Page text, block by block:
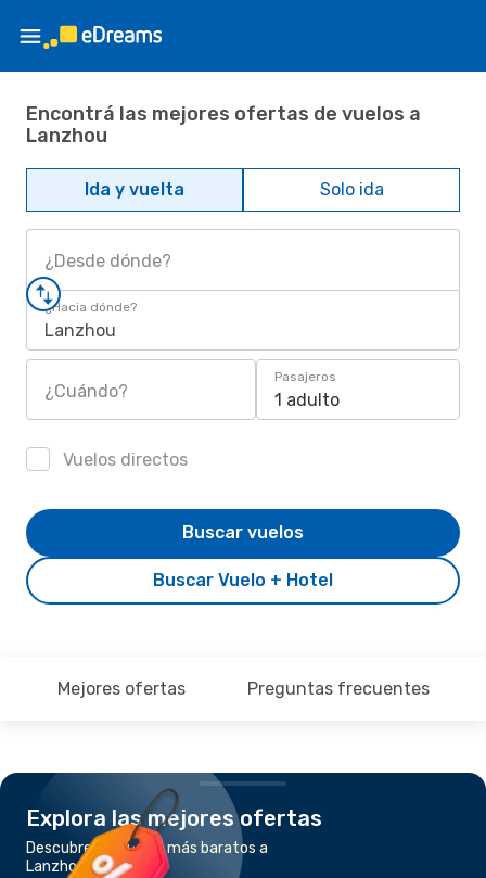
Encontrá las mejores ofertas de vuelos a
Lanzhou
Ida y vuelta Solo ida
¿Desde dónde?
¿Hacia dónde?
Lanzhou
¿Cuándo?
Pasajeros
1 adulto
Vuelos directos
Buscar Vuelo + Hotel
Buscar vuelos
Mejores ofertas Preguntas frecuentes
Explora las mejores ofertas
Descubre los vuelos más baratos a
Lanzhou